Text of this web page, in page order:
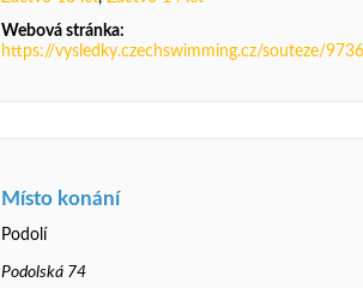
Webová stránka:
https://vysledky.czechswimming.cz/souteze/9736
Místo konání
Podolí
Podolská 74